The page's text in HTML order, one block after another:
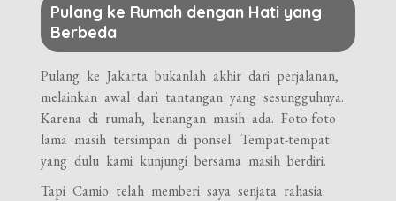
Pulang ke Rumah dengan Hati yang
Berbeda
Pulang ke Jakarta bukanlah akhir dari perjalanan,
melainkan awal dari tantangan yang sesungguhnya.
Karena di rumah, kenangan masih ada. Foto-foto
lama masih tersimpan di ponsel. Tempat-tempat
yang dulu kami kunjungi bersama masih berdiri.
Tapi Camio telah memberi saya senjata rahasia: